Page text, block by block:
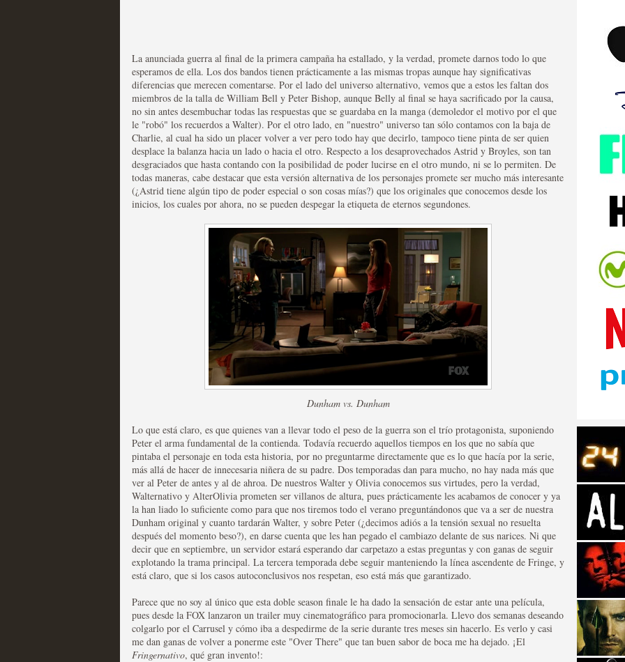
Taboo es otra miniserie británica que no es
miniserie
Recomendación de la semana
Las temporadas de pilotos de Amazon
Recomendación de la semana
Galería con los Mejores Personajes de Series de
Televisión
MOLTISANTI
Recomendación de la semana
La anunciada guerra al final de la primera campaña ha estallado, y la verdad, promete darnos todo lo que
esperamos de ella. Los dos bandos tienen prácticamente a las mismas tropas aunque hay significativas
diferencias que merecen comentarse. Por el lado del universo alternativo, vemos que a estos les faltan dos
miembros de la talla de William Bell y Peter Bishop, aunque Belly al final se haya sacrificado por la causa,
no sin antes desembuchar todas las respuestas que se guardaba en la manga (demoledor el motivo por el que
le "robó" los recuerdos a Walter). Por el otro lado, en "nuestro" universo tan sólo contamos con la baja de
Charlie, al cual ha sido un placer volver a ver pero todo hay que decirlo, tampoco tiene pinta de ser quien
desplace la balanza hacia un lado o hacia el otro. Respecto a los desaprovechados Astrid y Broyles, son tan
desgraciados que hasta contando con la posibilidad de poder lucirse en el otro mundo, ni se lo permiten. De
todas maneras, cabe destacar que esta versión alternativa de los personajes promete ser mucho más interesante
(¿Astrid tiene algún tipo de poder especial o son cosas mías?) que los originales que conocemos desde los
inicios, los cuales por ahora, no se pueden despegar la etiqueta de eternos segundones.
Dunham vs. Dunham
Lo que está claro, es que quienes van a llevar todo el peso de la guerra son el trío protagonista, suponiendo
Peter el arma fundamental de la contienda. Todavía recuerdo aquellos tiempos en los que no sabía que
pintaba el personaje en toda esta historia, por no preguntarme directamente que es lo que hacía por la serie,
más allá de hacer de innecesaria niñera de su padre. Dos temporadas dan para mucho, no hay nada más que
ver al Peter de antes y al de ahroa. De nuestros Walter y Olivia conocemos sus virtudes, pero la verdad,
Walternativo y AlterOlivia prometen ser villanos de altura, pues prácticamente les acabamos de conocer y ya
la han liado lo suficiente como para que nos tiremos todo el verano preguntándonos que va a ser de nuestra
Dunham original y cuanto tardarán Walter, y sobre Peter (¿decimos adiós a la tensión sexual no resuelta
después del momento beso?), en darse cuenta que les han pegado el cambiazo delante de sus narices. Ni que
decir que en septiembre, un servidor estará esperando dar carpetazo a estas preguntas y con ganas de seguir
explotando la trama principal. La tercera temporada debe seguir manteniendo la línea ascendente de Fringe, y
está claro, que si los casos autoconclusivos nos respetan, eso está más que garantizado.
Parece que no soy al único que esta doble season finale le ha dado la sensación de estar ante una película,
pues desde la FOX lanzaron un trailer muy cinematográfico para promocionarla. Llevo dos semanas deseando
colgarlo por el Carrusel y cómo iba a despedirme de la serie durante tres meses sin hacerlo. Es verlo y casi
me dan ganas de volver a ponerme este "Over There" que tan buen sabor de boca me ha dejado. ¡El
Fringernativo, qué gran invento!: